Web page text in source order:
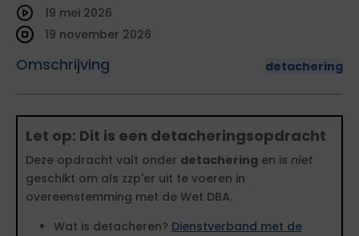
Omschrijving detachering
19 mei 2026
19 november 2026
Let op: Dit is een detacheringsopdracht
Deze opdracht valt onder detachering en is niet
geschikt om als zzp'er uit te voeren in
overeenstemming met de Wet DBA.
Wat is detacheren? Dienstverband met de